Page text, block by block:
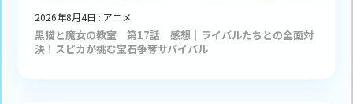
2026年8月4日 : アニメ
黒猫と魔女の教室 第17話 感想｜ライバルたちとの全面対
決！スピカが挑む宝石争奪サバイバル